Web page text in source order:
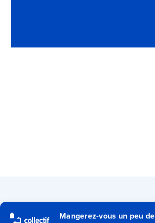
Mangerez-vous un peu de